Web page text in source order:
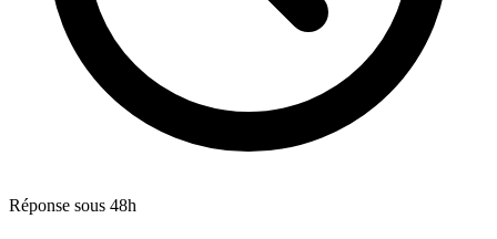
Réponse sous 48h